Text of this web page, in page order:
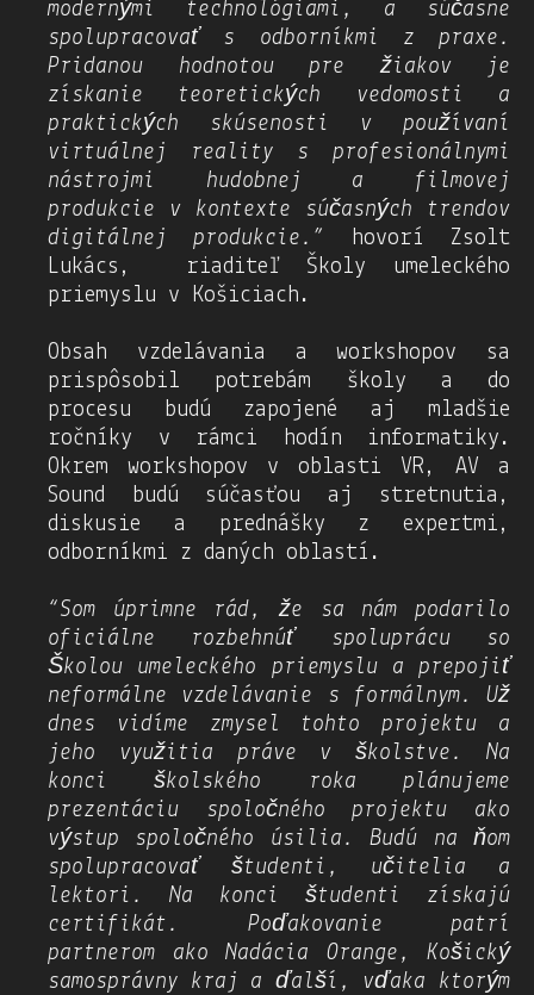
modernými technológiami, a súčasne
spolupracovať s odborníkmi z praxe.
Pridanou hodnotou pre žiakov je
získanie teoretických vedomosti a
praktických skúsenosti v používaní
virtuálnej reality s profesionálnymi
nástrojmi hudobnej a filmovej
produkcie v kontexte súčasných trendov
digitálnej produkcie.”
hovorí Zsolt
Lukács, riaditeľ Školy umeleckého
priemyslu v Košiciach.
Obsah vzdelávania a workshopov sa
prispôsobil potrebám školy a do
procesu budú zapojené aj mladšie
ročníky v rámci hodín informatiky.
Okrem workshopov v oblasti VR, AV a
Sound budú súčasťou aj stretnutia,
diskusie a prednášky z expertmi,
odborníkmi z daných oblastí.
“Som úprimne rád, že sa nám podarilo
oficiálne rozbehnúť spoluprácu so
Školou umeleckého priemyslu a prepojiť
neformálne vzdelávanie s formálnym. Už
dnes vidíme zmysel tohto projektu a
jeho využitia práve v školstve. Na
konci školského roka plánujeme
prezentáciu spoločného projektu ako
výstup spoločného úsilia. Budú na ňom
spolupracovať študenti, učitelia a
lektori. Na konci študenti získajú
certifikát. Poďakovanie patrí
partnerom ako Nadácia Orange, Košický
samosprávny kraj a ďalší, vďaka ktorým